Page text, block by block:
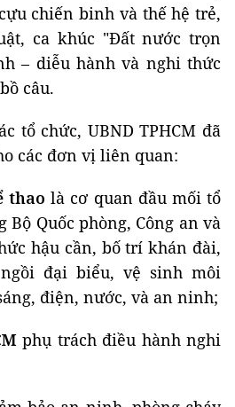
chiến binh và thế hệ trẻ,
ca khúc "Đất nước trọn
– diễu hành và nghi thức
câu.
tổ chức, UBND TPHCM đã
các đơn vị liên quan:
thaolà cơ quan đầu mối tổ
Bộ Quốc phòng, Công an và
hậu cần, bố trí khán đài,
đại biểu, vệ sinh môi
điện, nước, và an ninh;
phụ trách điều hành nghi